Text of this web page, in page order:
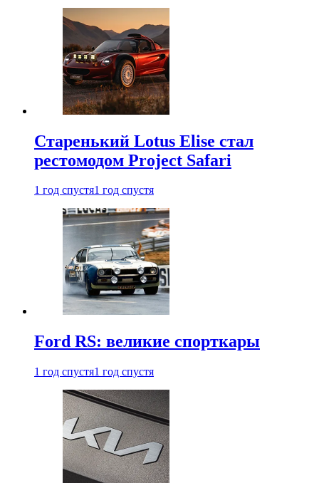
Старенький Lotus Elise стал
рестомодом Project Safari
1 год спустя1 год спустя
Ford RS: великие спорткары
1 год спустя1 год спустя